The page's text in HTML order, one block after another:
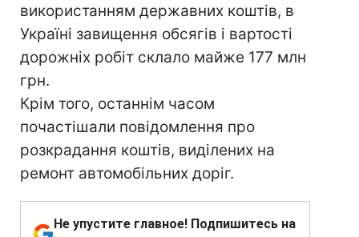
використанням державних коштів, в
Україні завищення обсягів і вартості
дорожніх робіт склало майже 177 млн ​​
грн.
Крім того, останнім часом
почастішали повідомлення про
розкрадання коштів, виділених на
ремонт автомобільних доріг.
Не упустите главное! Подпишитесь на